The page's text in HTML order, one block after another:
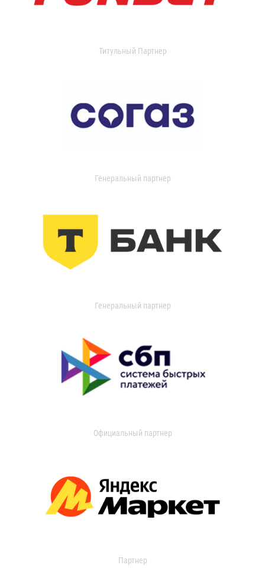
Титульный Партнер
Генеральный партнер
Генеральный партнер
Официальный партнер
Партнер